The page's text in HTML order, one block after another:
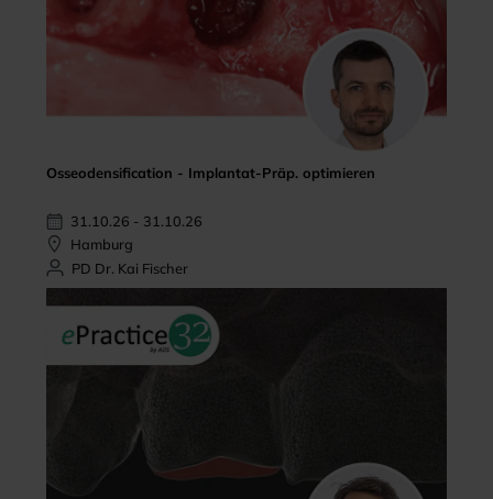
Osseodensification - Implantat-Präp. optimieren
31.10.26 - 31.10.26
Hamburg
PD Dr. Kai Fischer